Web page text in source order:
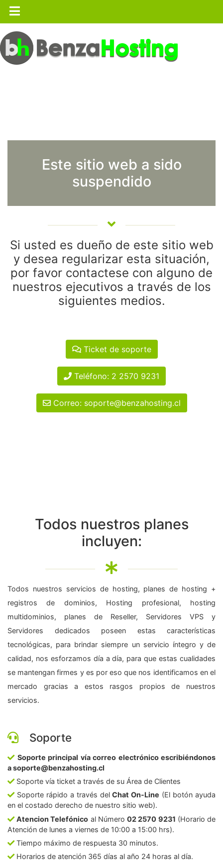
Este sitio web a sido
suspendido
Si usted es dueño de este sitio web
y desea regularizar esta situación,
por favor contactese con alguno de
nuestros ejecutivos a través de los
siguientes medios.
Ticket de soporte
Teléfono: 2 2570 9231
Correo: soporte@benzahosting.cl
Todos nuestros planes
incluyen:
Todos nuestros servicios de hosting, planes de hosting +
registros de dominios, Hosting profesional, hosting
multidominios, planes de Reseller, Servidores VPS y
Servidores dedicados poseen estas características
tecnológicas, para brindar siempre un servicio íntegro y de
calidad, nos esforzamos día a día, para que estas cualidades
se mantengan firmes y es por eso que nos identificamos en el
mercado gracias a estos rasgos propios de nuestros
servicios.
Soporte
Soporte principal vía correo electrónico escribiéndonos
a soporte@benzahosting.cl
Soporte vía ticket a través de su Área de Clientes
Soporte rápido a través delChat On-Line (El botón ayuda
en el costado derecho de nuestro sitio web).
Atencion Telefónico al Número02 2570 9231 (Horario de
Atención de lunes a viernes de 10:00 a 15:00 hrs).
Tiempo máximo de respuesta 30 minutos.
Horarios de atención 365 días al año 24 horas al día.